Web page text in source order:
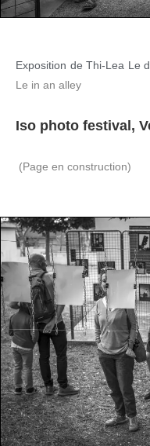
Exposition de Thi-Lea Le
Le in an alley
Iso photo festival,
(Page en construction)